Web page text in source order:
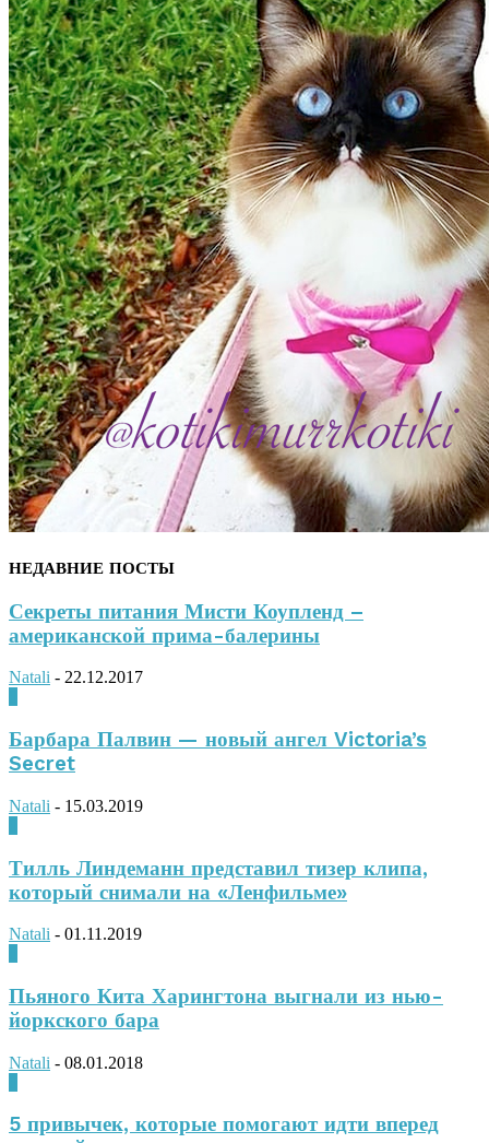
НЕДАВНИЕ ПОСТЫ
Секреты питания Мисти Коупленд –
американской прима-балерины
Natali - 22.12.2017
Барбара Палвин — новый ангел Victoria’s
Secret
Natali - 15.03.2019
Тилль Линдеманн представил тизер клипа,
который снимали на «Ленфильме»
Natali - 01.11.2019
Пьяного Кита Харингтона выгнали из нью-
йоркского бара
Natali - 08.01.2018
5 привычек, которые помогают идти вперед